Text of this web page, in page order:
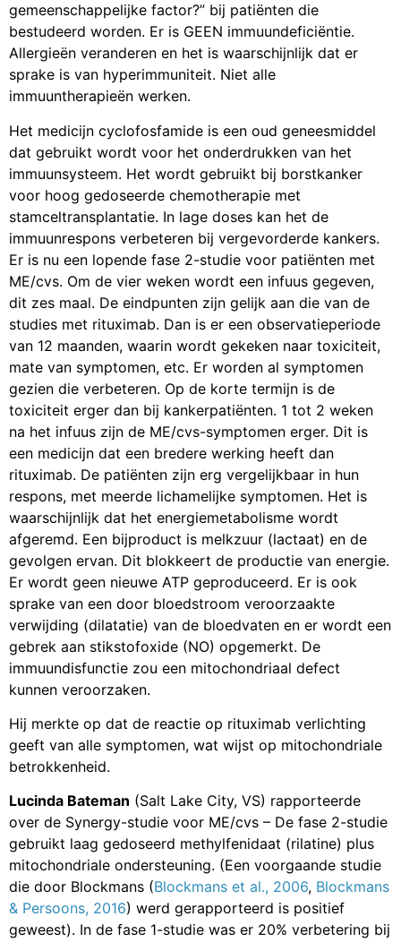
gemeenschappelijke factor?” bij patiënten die
bestudeerd worden. Er is GEEN immuundeficiëntie.
Allergieën veranderen en het is waarschijnlijk dat er
sprake is van hyperimmuniteit. Niet alle
immuuntherapieën werken.
Het medicijn cyclofosfamide is een oud geneesmiddel
dat gebruikt wordt voor het onderdrukken van het
immuunsysteem. Het wordt gebruikt bij borstkanker
voor hoog gedoseerde chemotherapie met
stamceltransplantatie. In lage doses kan het de
immuunrespons verbeteren bij vergevorderde kankers.
Er is nu een lopende fase 2-studie voor patiënten met
ME/cvs. Om de vier weken wordt een infuus gegeven,
dit zes maal. De eindpunten zijn gelijk aan die van de
studies met rituximab. Dan is er een observatieperiode
van 12 maanden, waarin wordt gekeken naar toxiciteit,
mate van symptomen, etc. Er worden al symptomen
gezien die verbeteren. Op de korte termijn is de
toxiciteit erger dan bij kankerpatiënten. 1 tot 2 weken
na het infuus zijn de ME/cvs-symptomen erger. Dit is
een medicijn dat een bredere werking heeft dan
rituximab. De patiënten zijn erg vergelijkbaar in hun
respons, met meerde lichamelijke symptomen. Het is
waarschijnlijk dat het energiemetabolisme wordt
afgeremd. Een bijproduct is melkzuur (lactaat) en de
gevolgen ervan. Dit blokkeert de productie van energie.
Er wordt geen nieuwe ATP geproduceerd. Er is ook
sprake van een door bloedstroom veroorzaakte
verwijding (dilatatie) van de bloedvaten en er wordt een
gebrek aan stikstofoxide (NO) opgemerkt. De
immuundisfunctie zou een mitochondriaal defect
kunnen veroorzaken.
Hij merkte op dat de reactie op rituximab verlichting
geeft van alle symptomen, wat wijst op mitochondriale
betrokkenheid.
Lucinda Bateman (Salt Lake City, VS) rapporteerde
over de Synergy-studie voor ME/cvs – De fase 2-studie
gebruikt laag gedoseerd methylfenidaat (rilatine) plus
mitochondriale ondersteuning. (Een voorgaande studie
die door Blockmans (Blockmans et al., 2006, Blockmans
& Persoons, 2016) werd gerapporteerd is positief
geweest). In de fase 1-studie was er 20% verbetering bij